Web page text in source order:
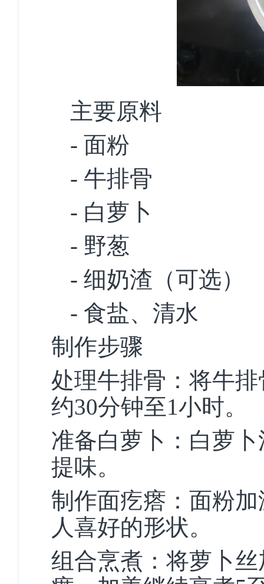
主要原料
- 面粉
- 牛排骨
- 白萝卜
- 野葱
- 细奶渣（可选）
- 食盐、清水
制作步骤
处理牛排骨：将牛
约30分钟至1小时。
准备白萝卜：白萝
提味。
制作面疙瘩：面粉
人喜好的形状。
组合烹煮：将萝卜